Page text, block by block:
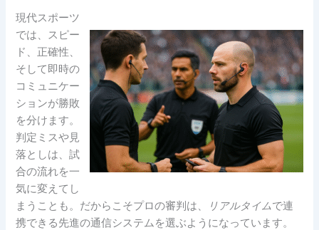
現代スポーツ
では、スピー
ド、正確性、
そして即時の
コミュニケー
ションが勝敗
を分けます。
判定ミスや見
落としは、試
合の流れを一
気に変えてし
まうことも。だからこそプロの審判は、
リアルタイムで連
携できる先進の通信システムを選ぶようになっています。